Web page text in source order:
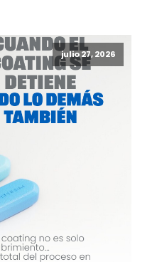
julio 27, 2026